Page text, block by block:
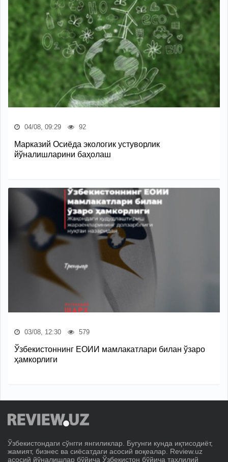
04/08, 09:29 92
Марказий Осиёда экологик устуворлик
йўналишларини баҳолаш
03/08, 12:30 579
Ўзбекистоннинг ЕОИИ мамлакатлари билан ўзаро
ҳамкорлиги
Ўзбекистондаги сўнгги янгиликлар. Бугунги кунда иқтисодиёт,
жамият, бизнес ва сиёсатдаги асосий воқеалар. Review.uz
асосий йўналишлар бўйича Ўзбекистон бўйича таҳлилий